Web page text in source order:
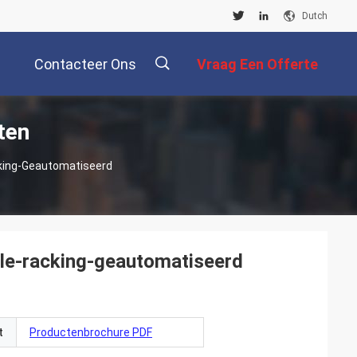
Dutch
Contacteer Ons Vraag Een Offerte
Geautomatiseerd
racking-geautomatiseerd
Productenbrochure PDF